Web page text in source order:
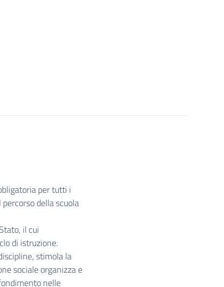
per tutti i
della scuola
il cui
di istruzione.
stimola la
sociale organizza e
nelle